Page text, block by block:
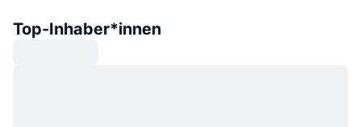
Top-Inhaber*innen